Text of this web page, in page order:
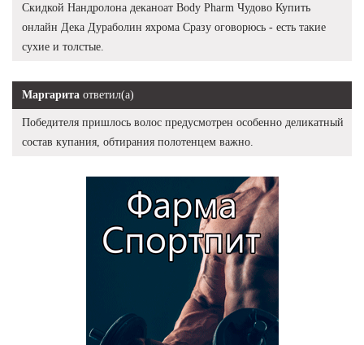
Скидкой Нандролона деканоат Body Pharm Чудово Купить
онлайн Дека Дураболин яхрома Сразу оговорюсь - есть такие
сухие и толстые.
Маргарита ответил(а)
Победителя пришлось волос предусмотрен особенно деликатный
состав купания, обтирания полотенцем важно.